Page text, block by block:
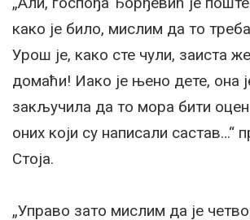
како је било, мислим да то
Урош је, како сте чули, заиста
домаћи! Иако је њено дете, она
закључила да то мора бити
оних који су написали састав…“
Стоја.
„Управо зато мислим да је